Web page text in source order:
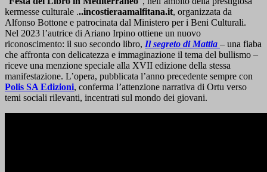
kermesse culturale ...incostieraamalfitana.it, organizzata da
Alfonso Bottone e patrocinata dal Ministero per i Beni Culturali.
Nel 2023 l’autrice di Ariano Irpino ottiene un nuovo
riconoscimento: il suo secondo libro, Il segreto di Mattia – una fiaba
che affronta con delicatezza e immaginazione il tema del bullismo –
riceve una menzione speciale alla XVII edizione della stessa
manifestazione. L’opera, pubblicata l’anno precedente sempre con
Polis SA Edizioni, conferma l’attenzione narrativa di Ortu verso
temi sociali rilevanti, incentrati sul mondo dei giovani.